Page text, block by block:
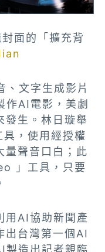
面的「擴充背
、文字生成影片
作AI電影，美劇
發生。林日璇舉
，使用經授權
量聲音口白；此
」工具，只要
用AI協助新聞產
出台灣第一個AI